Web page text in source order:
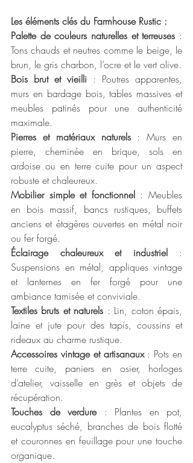
Les éléments clés du Farmhouse Rustic :
Palette de couleurs naturelles et terreuses :
Tons chauds et neutres comme le beige, le
brun, le gris charbon, l’ocre et le vert olive.
Bois brut et vieilli : Poutres apparentes,
murs en bardage bois, tables massives et
meubles patinés pour une authenticité
maximale.
Pierres et matériaux naturels : Murs en
pierre, cheminée en brique, sols en
ardoise ou en terre cuite pour un aspect
robuste et chaleureux.
Mobilier simple et fonctionnel : Meubles
en bois massif, bancs rustiques, buffets
anciens et étagères ouvertes en métal noir
ou fer forgé.
Éclairage chaleureux et industriel :
Suspensions en métal, appliques vintage
et lanternes en fer forgé pour une
ambiance tamisée et conviviale.
Textiles bruts et naturels : Lin, coton épais,
laine et jute pour des tapis, coussins et
rideaux au charme rustique.
Accessoires vintage et artisanaux : Pots en
terre cuite, paniers en osier, horloges
d’atelier, vaisselle en grès et objets de
récupération.
Touches de verdure : Plantes en pot,
eucalyptus séché, branches de bois flotté
et couronnes en feuillage pour une touche
organique.